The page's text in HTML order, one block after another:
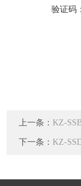
验证码
上一条： KZ-
下一条： KZ-